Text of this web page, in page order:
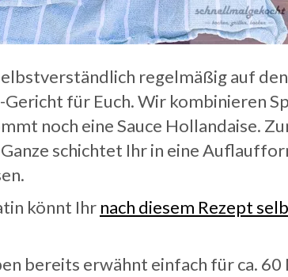
regelmäßig auf
für Euch. Wir kombinieren
noch eine Sauce Hollandaise.
schichtet Ihr in eine
könnt Ihr nach diesem Rezept
bereits erwähnt einfach für ca.